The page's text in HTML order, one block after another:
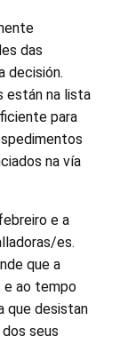
das
decisión.
están na lista
para
na vía
e a
es.
que a
e ao tempo
que desistan
seus